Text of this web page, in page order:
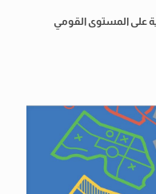
على المستوى القومي